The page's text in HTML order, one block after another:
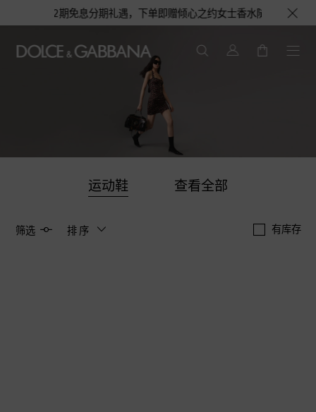
高12期免息分期礼遇，下单即赠倾心之约女士香水随行装1.5ML，
运动鞋 查看全部
筛选 排序 有库存